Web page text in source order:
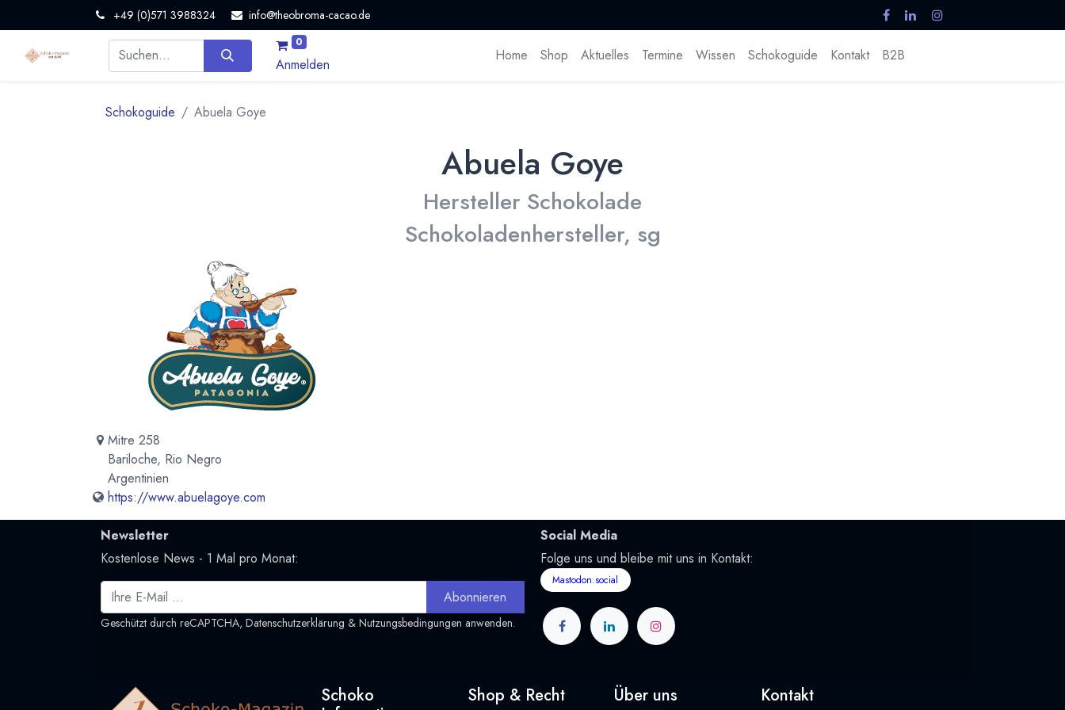
+49 (0)571 3988324 info@theobroma-cacao.de
0
Anmelden
Home Shop Aktuelles Termine Wissen Schokoguide Kontakt B2B
Schokoguide Abuela Goye
Abuela Goye
Hersteller Schokolade
Schokoladenhersteller, sg
Mitre 258
Bariloche, Rio Negro
Argentinien
https://www.abuelagoye.com
Newsletter
Kostenlose News - 1 Mal pro Monat:
Abonnieren
Geschützt durch reCAPTCHA, Datenschutzerklärung & Nutzungsbedingungen anwenden.
Social Media
Folge uns und bleibe mit uns in Kontakt:
Mastodon.social
Schoko
Shop & Recht Über uns Kontakt